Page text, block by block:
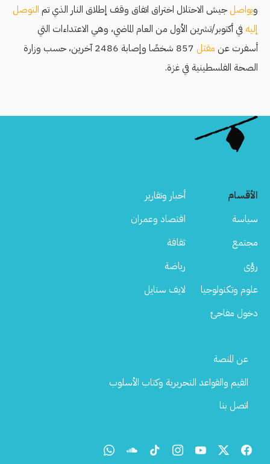
ويواصلجيش الاحتلال اختراق اتفاق وقف إطلاق النار الذي تم التوصل
إليه في أكتوبر/تشرين الأول من العام الماضي، وهي الاعتداءات التي
أسفرت عن مقتل
857 شخصًا وإصابة 2486 آخرين، حسب وزارة
الصحة الفلسطينية في غزة.
الأقسام
أخبار وتقارير
سياسة
اقتصاد وعمران
مجتمع
ثقافة
رؤى
رياضة
علوم وتكنولوجيا
لايف ستايل
دخول مفاجئ
Footer
عن المنصة
القيم والقواعد التحريرية وكتاب الأسلوب
اتصل بنا